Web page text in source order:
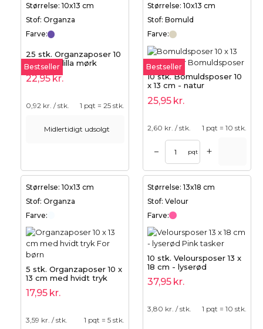
Størrelse: 10x13 cm
Stof: Organza
Farve:
Bestseller
25 stk. Organzaposer 10
x 13 cm - lilla mørk
22,95kr.
0,92 kr. / stk. 1 pqt = 25 stk.
Midlertidigt udsolgt
Størrelse: 10x13 cm
Stof: Bomuld
Farve:
Bestseller
10 stk. Bomuldsposer 10
x 13 cm - natur
25,95 kr.
2,60 kr. / stk. 1 pqt = 10 stk.
– pqt +
Størrelse: 10x13 cm
Stof: Organza
Farve:
5 stk. Organzaposer 10 x
13 cm med hvidt tryk
17,95 kr.
3,59 kr. / stk. 1 pqt = 5 stk.
Størrelse: 13x18 cm
Stof: Velour
Farve:
10 stk. Veloursposer 13 x
18 cm - lyserød
37,95 kr.
3,80 kr. / stk. 1 pqt = 10 stk.